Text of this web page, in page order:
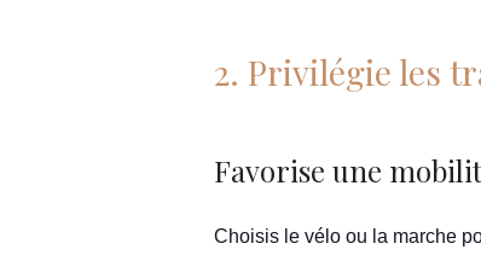
2. Privilégie les
Favorise une
Choisis le vélo ou la marche